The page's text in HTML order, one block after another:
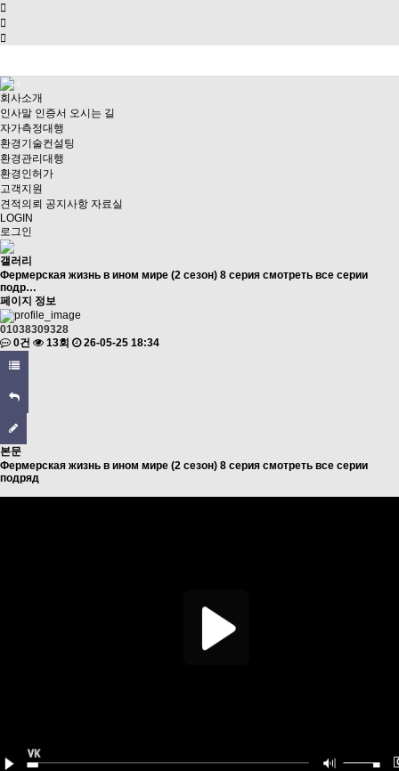
회사소개
인사말 인증서 오시는 길
자가측정대행
환경기술컨설팅
환경관리대행
환경인허가
고객지원
견적의뢰 공지사항 자료실
LOGIN
로그인
갤러리
Фермерская жизнь в ином мире (2 сезон) 8 серия смотреть все серии
подр…
페이지 정보
01038309328
0건
13회 26-05-25 18:34
본문
Фермерская жизнь в ином мире (2 сезон) 8 серия смотреть все серии
подряд